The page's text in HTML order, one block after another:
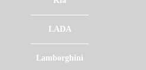
LADA
Lamborghini